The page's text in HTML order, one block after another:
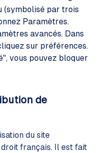
(symbolisé par trois
Paramètres.
avancés. Dans
sur préférences.
vous pouvez bloquer
de
du site
français. Il est fait